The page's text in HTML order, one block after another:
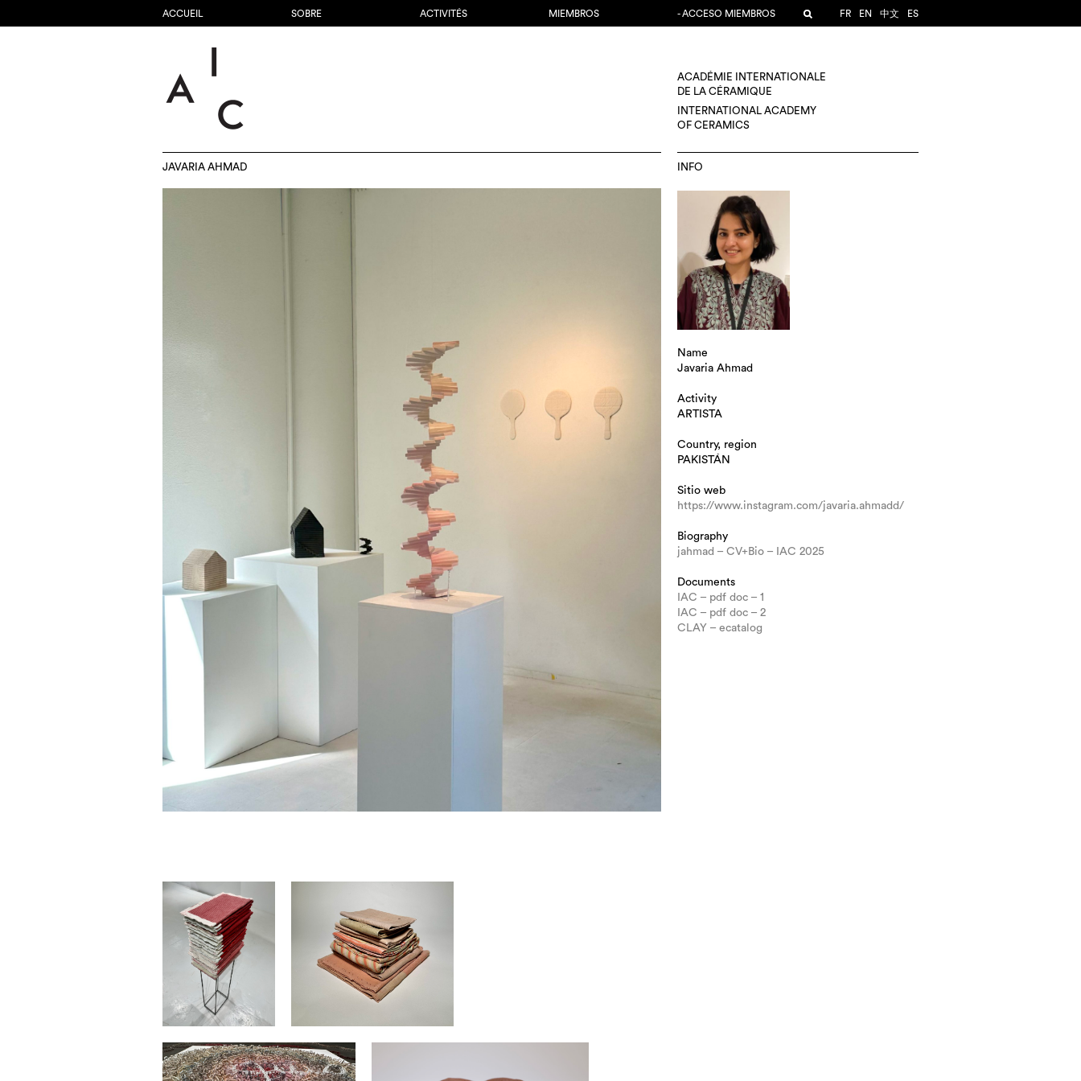
ACCUEIL SOBRE ACTIVITÉS MIEMBROS - ACCESO MIEMBROS FR EN 中文 ES
ACADÉMIE INTERNATIONALE
DE LA CÉRAMIQUE
INTERNATIONAL ACADEMY
OF CERAMICS
JAVARIA AHMAD INFO
Name
Javaria Ahmad
Activity
ARTISTA
Country, region
PAKISTÁN
Sitio web
https://www.instagram.com/javaria.ahmadd/
Biography
jahmad – CV+Bio – IAC 2025
Documents
IAC – pdf doc – 1
IAC – pdf doc – 2
CLAY – ecatalog